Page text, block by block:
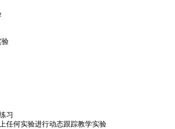
验
习
任何实验进行动态跟踪教学实验